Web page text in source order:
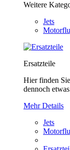
Weitere
Jets
Ersatzteile
Hier finden
dennoch
Mehr Details
Jets